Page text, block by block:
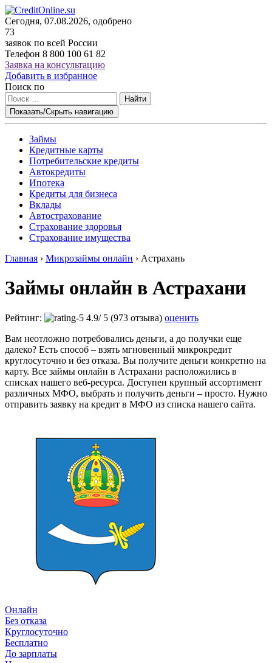
Сегодня, 07.08.2026, одобрено
73
заявок по всей России
Телефон 8 800 100 61 82
Заявка на консультацию
Добавить в избранное
Поиск по
Найти
Показать/Скрыть навигацию
Займы
Кредитные карты
Потребительские кредиты
Автокредиты
Ипотека
Кредиты для бизнеса
Вклады
Автострахование
Страхование здоровья
Страхование имущества
Главная › Микрозаймы онлайн › Астрахань
Займы онлайн в Астрахани
Рейтинг: 4.9/ 5 (973 отзыва) оценить
Вам неотложно потребовались деньги, а до получки еще
далеко? Есть способ – взять мгновенный микрокредит
круглосуточно и без отказа. Вы получите деньги конкретно на
карту. Все займы онлайн в Астрахани расположились в
списках нашего веб-ресурса. Доступен крупный ассортимент
различных МФО, выбрать и получить деньги – просто. Нужно
отправить заявку на кредит в МФО из списка нашего сайта.
Онлайн
Без отказа
Круглосуточно
Бесплатно
До зарплаты